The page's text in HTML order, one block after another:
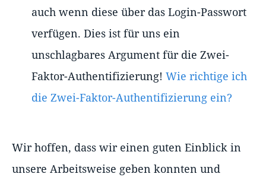
auch wenn diese über das Login-Passwort
verfügen. Dies ist für uns ein
unschlagbares Argument für die Zwei-
Faktor-Authentifizierung! Wie richtige ich
die Zwei-Faktor-Authentifizierung ein?
Wir hoffen, dass wir einen guten Einblick in
unsere Arbeitsweise geben konnten und